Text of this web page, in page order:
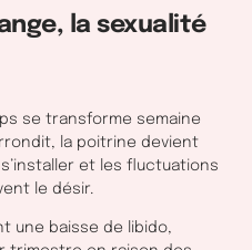
la sexualité
se transforme semaine
la poitrine devient
et les fluctuations
le désir.
une baisse de libido,